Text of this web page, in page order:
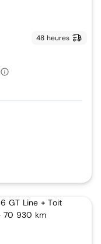
48 heures